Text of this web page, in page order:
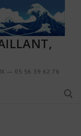
— 05 56 39 62 76